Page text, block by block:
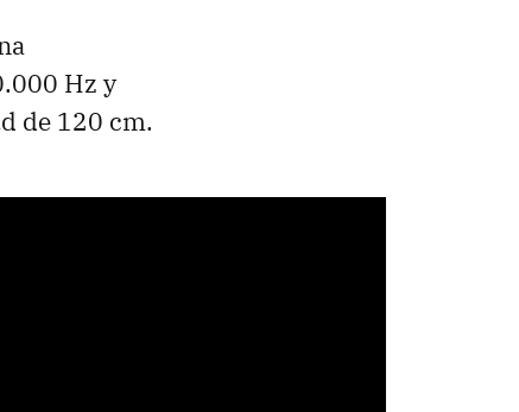
Hz y
de 120 cm.